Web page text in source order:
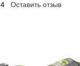
Оставить отзыв